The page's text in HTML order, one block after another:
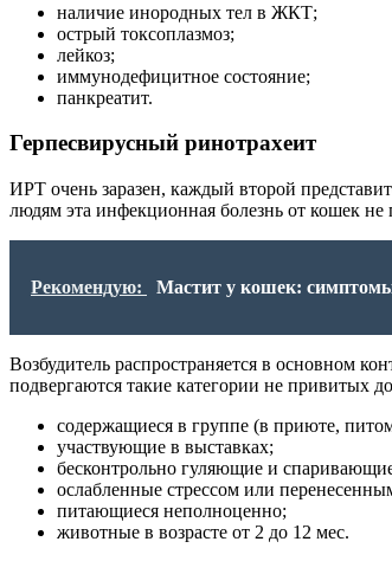
наличие инородных тел в ЖКТ;
острый токсоплазмоз;
лейкоз;
иммунодефицитное состояние;
панкреатит.
Герпесвирусный ринотрахеит
ИРТ очень заразен, каждый второй
людям эта инфекционная болезнь от кошек не
Рекомендую: Мастит у кошек:
Возбудитель распространяется в основном
подвергаются такие категории не привитых
содержащиеся в группе (в приюте,
участвующие в выставках;
бесконтрольно гуляющие и
ослабленные стрессом или
питающиеся неполноценно;
животные в возрасте от 2 до 12 мес.